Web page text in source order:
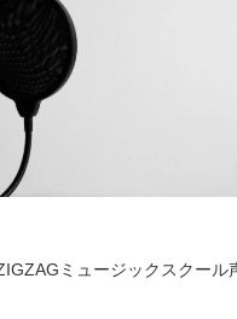
ミュージックスクール